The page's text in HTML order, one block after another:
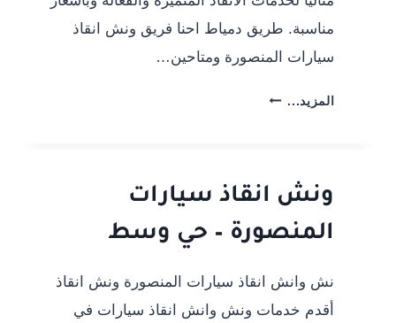
مناسبة. طريق دمياط احنا فريق ونش انقاذ
سيارات المنصورة ومتاحين…
المزيد... ونش
طريق
دمياط
ونش انقاذ سيارات
المنصورة – حي وسط
نش وانش انقاذ سيارات المنصورة ونش انقاذ
أقدم خدمات ونش وانش انقاذ سيارات في